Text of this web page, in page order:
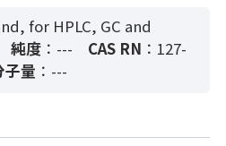
for HPLC, GC and
純度：--- CAS RN ：127-
子量 ：---